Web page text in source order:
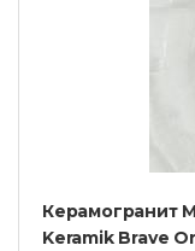
Керамогранит
Keramik Brave